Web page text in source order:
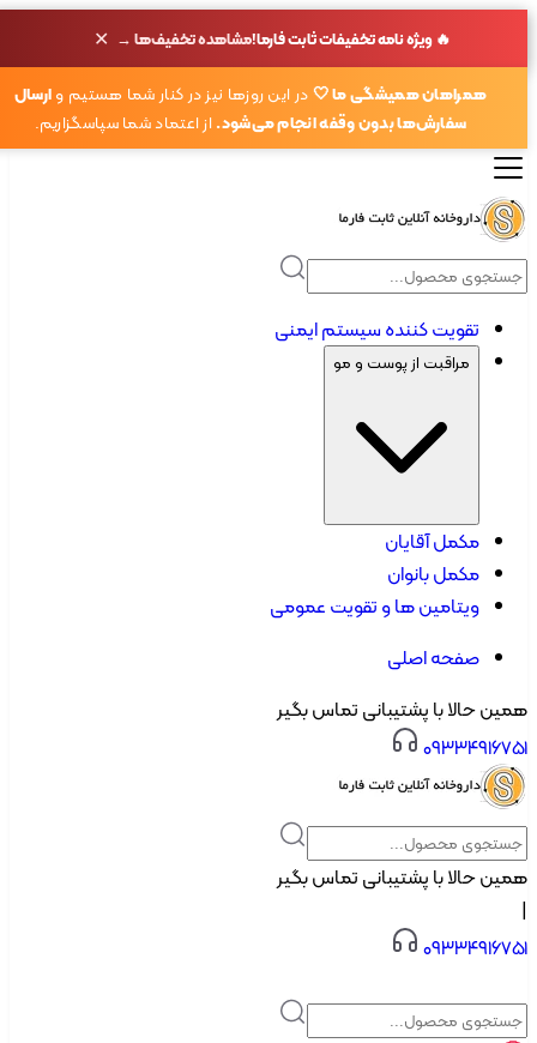
🔥 ویژه نامه تخفیفات ثابت فارما!مشاهده تخفیف‌ها → ✕
همراهان همیشگی ما 🤍در این روزها نیز در کنار شما هستیم وارسال
سفارش‌ها بدون وقفه انجام می‌شود.از اعتماد شما سپاسگزاریم.
تقویت کننده سیستم ایمنی
مراقبت از پوست و مو
مکمل آقایان
مکمل بانوان
ویتامین ها و تقویت عمومی
صفحه اصلی
حالا با پشتیبانی تماس بگیر
حالا با پشتیبانی تماس بگیر